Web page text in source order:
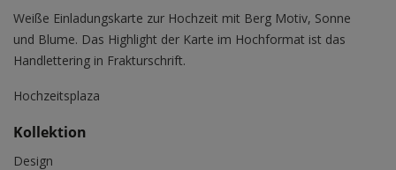
Weiße Einladungskarte zur Hochzeit mit Berg Motiv, Sonne
und Blume. Das Highlight der Karte im Hochformat ist das
Handlettering in Frakturschrift.
Hochzeitsplaza
Kollektion
Design